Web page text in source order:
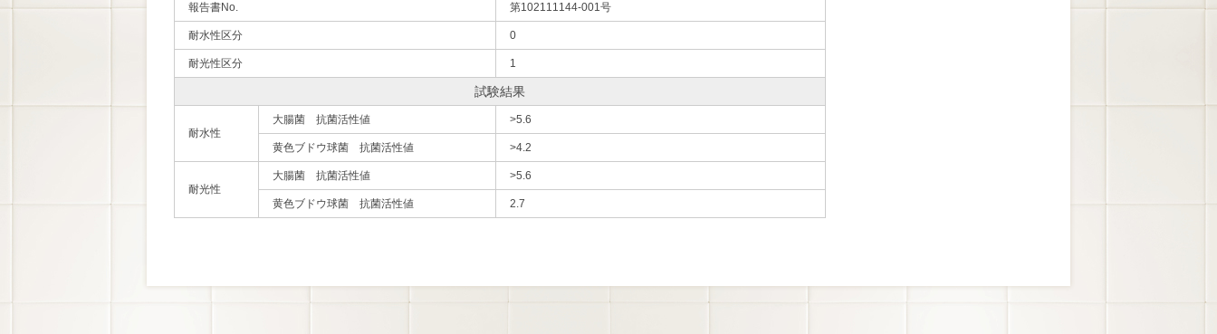
報告書No. 第102111144-001号
耐水性区分 0
耐光性区分 1
試験結果
耐水性
大腸菌 抗菌活性値 >5.6
黄色ブドウ球菌 抗菌活性値 >4.2
耐光性
大腸菌 抗菌活性値 >5.6
黄色ブドウ球菌 抗菌活性値 2.7